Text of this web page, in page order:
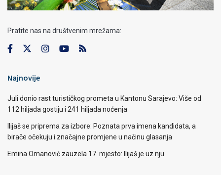
Pratite nas na društvenim mrežama:
Najnovije
Juli donio rast turističkog prometa u Kantonu Sarajevo: Više od
112 hiljada gostiju i 241 hiljada noćenja
Ilijaš se priprema za izbore: Poznata prva imena kandidata, a
birače očekuju i značajne promjene u načinu glasanja
Emina Omanović zauzela 17. mjesto: Ilijaš je uz nju